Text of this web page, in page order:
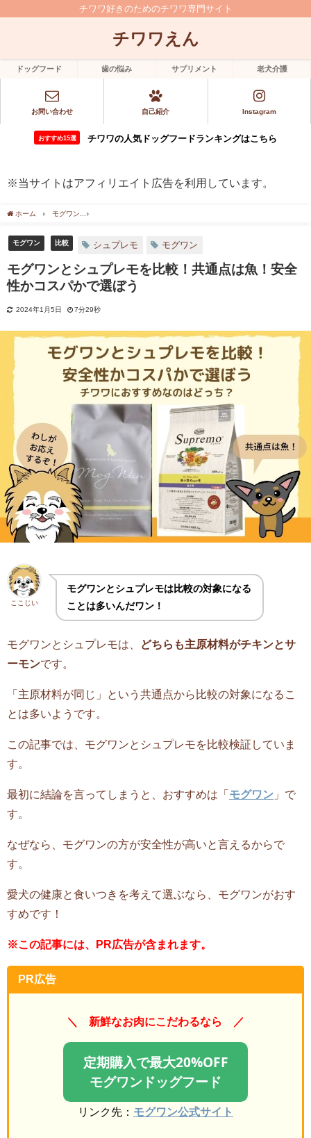
チワワ好きのためのチワワ専門サイト
チワワえん
ドッグフード 歯の悩み サプリメント 老犬介護
お問い合わせ 自己紹介 Instagram
おすすめ15選 チワワの人気ドッグフードランキングはこちら
※当サイトはアフィリエイト広告を利用しています。
ホーム モグワン
モグワン 比較 シュプレモ モグワン
モグワンとシュプレモを比較！共通点は魚！安全
性かコスパかで選ぼう
2024年1月5日 7分29秒
ここじい
モグワンとシュプレモは比較の対象になる
ことは多いんだワン！
モグワンとシュプレモは、
どちらも主原材料がチキンとサ
ーモンです。
「主原材料が同じ」という共通点から比較の対象になるこ
とは多いようです。
この記事では、モグワンとシュプレモを比較検証していま
す。
最初に結論を言ってしまうと、おすすめは「 モグワン 」で
す。
なぜなら、モグワンの方が安全性が高いと言えるからで
す。
愛犬の健康と食いつきを考えて選ぶなら、モグワンがおす
すめです！
※この記事には、PR広告が含まれます。
PR広告
＼ 新鮮なお肉にこだわるなら ／
定期購入で最大20%OFF
モグワンドッグフード
リンク先： モグワン公式サイト